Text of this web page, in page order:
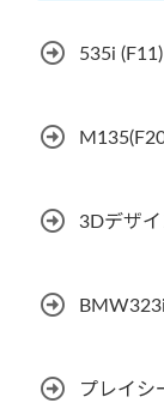
535i
3Dデザイ
プレイシ